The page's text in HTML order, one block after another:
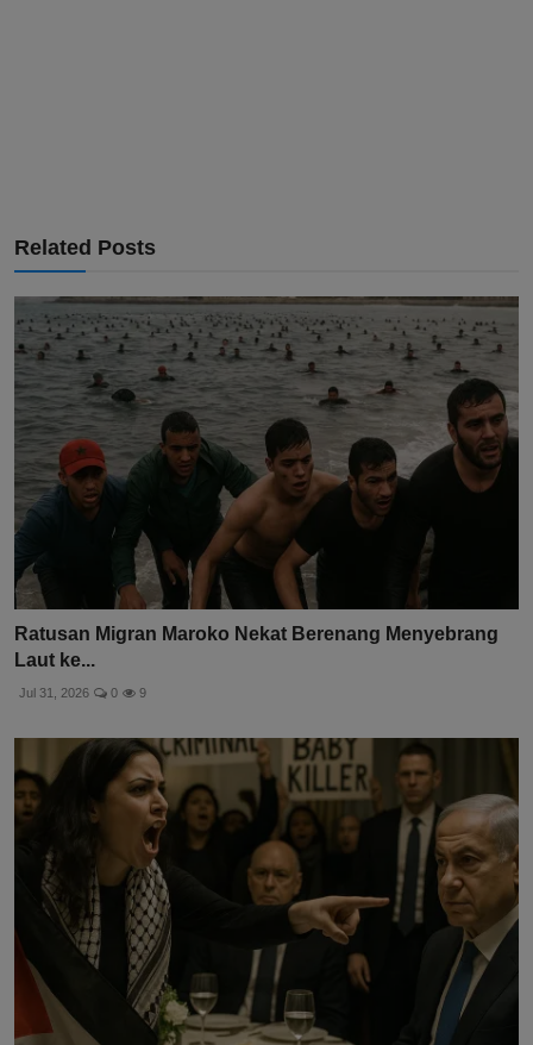
Related Posts
Ratusan Migran Maroko Nekat Berenang Menyebrang
Laut ke...
Jul 31, 2026 0 9